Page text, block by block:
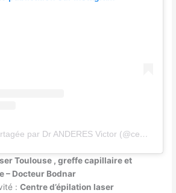
Une publication partagée par Dr ANDERES Victor (@centre.laser.borderouge)
Toulouse , greffe capillaire et
– Docteur Bodnar
:Centre d’épilation laser